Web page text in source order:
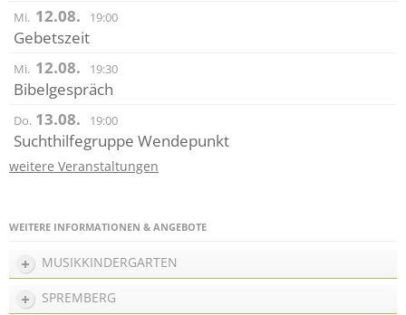
Mi. 12.08. 19:00
Gebetszeit
Mi. 12.08. 19:30
Bibelgespräch
Do. 13.08. 19:00
Suchthilfegruppe Wendepunkt
weitere Veranstaltungen
WEITERE INFORMATIONEN & ANGEBOTE
MUSIKKINDERGARTEN
SPREMBERG